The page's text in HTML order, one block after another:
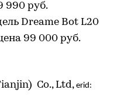
990 руб.
Dreame Bot L20
99 000 руб.
Co., Ltd, erid: